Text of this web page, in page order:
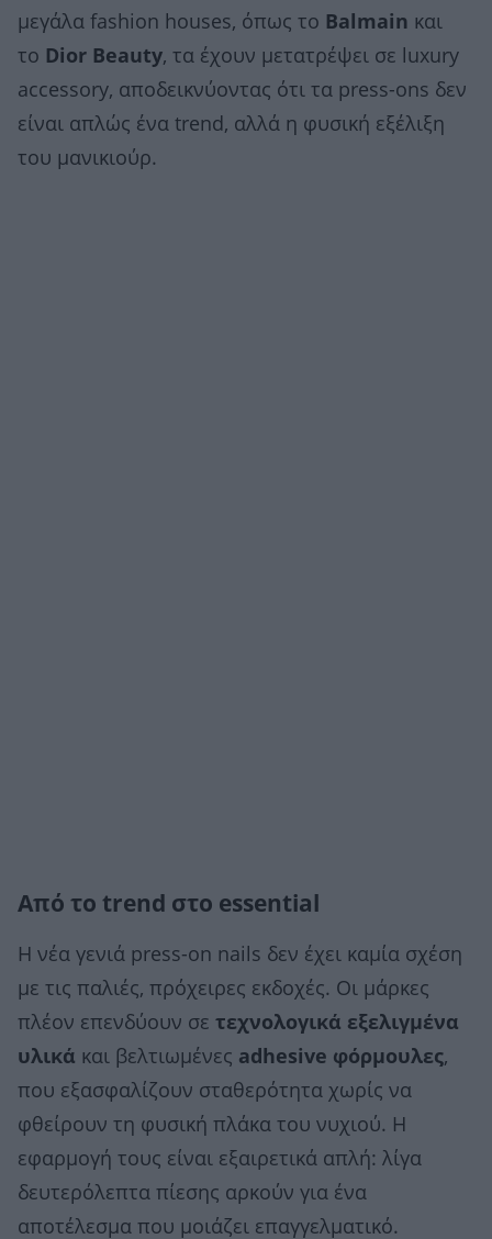
μεγάλα fashion houses, όπως το Balmain και
το Dior Beauty, τα έχουν μετατρέψει σε luxury
accessory, αποδεικνύοντας ότι τα press-ons δεν
είναι απλώς ένα trend, αλλά η φυσική εξέλιξη
του μανικιούρ.
Από το trend στο essential
Η νέα γενιά press-on nails δεν έχει καμία σχέση
με τις παλιές, πρόχειρες εκδοχές. Οι μάρκες
πλέον επενδύουν σε τεχνολογικά εξελιγμένα
υλικά και βελτιωμένες adhesive φόρμουλες,
που εξασφαλίζουν σταθερότητα χωρίς να
φθείρουν τη φυσική πλάκα του νυχιού. Η
εφαρμογή τους είναι εξαιρετικά απλή: λίγα
δευτερόλεπτα πίεσης αρκούν για ένα
αποτέλεσμα που μοιάζει επαγγελματικό.